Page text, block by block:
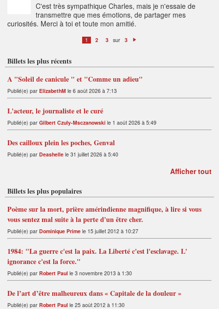
C'est très sympathique Charles, mais je n'essaie de
transmettre que mes émotions, de partager mes
curiosités. Merci à toi et toute mon amitié.
1 2 3 sur 3
t
Billets les plus récents
A "Soleil de canicule " et "Comme un adieu"
Publié(e) par ElizabethM le 6 août 2026 à 7:13
L'acteur, le journaliste et le curé
Publié(e) par Gilbert Czuly-Msczanowski le 1 août 2026 à 5:49
Des cailloux plein les poches, Genval
Publié(e) par Deashelle le 31 juillet 2026 à 5:40
Afficher tout
Billets les plus populaires
Poème sur la mort, prière amérindienne magnifique, à lire si vous
vous sentez mal suite à la perte d'un être cher.
Publié(e) par Dominique Prime le 15 juillet 2012 à 10:27
1984: "La guerre c'est la paix. La Liberté c'est l'esclavage. L'
ignorance c'est la force."
Publié(e) par Robert Paul le 3 novembre 2013 à 1:30
De l’art d’être malheureux dans « Capitale de la douleur »
Publié(e) par Robert Paul le 25 août 2012 à 11:30